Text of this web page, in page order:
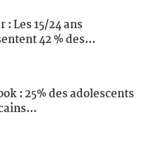
: Les 15/24 ans
42 % des...
: 25% des adolescents